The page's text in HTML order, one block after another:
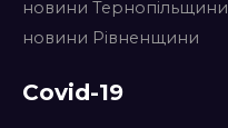
новини Тернопільщини
новини Рівненщини
Covid-19